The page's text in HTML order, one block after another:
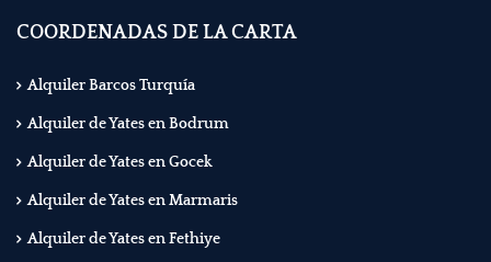
COORDENADAS DE LA CARTA
Alquiler Barcos Turquía
Alquiler de Yates en Bodrum
Alquiler de Yates en Gocek
Alquiler de Yates en Marmaris
Alquiler de Yates en Fethiye